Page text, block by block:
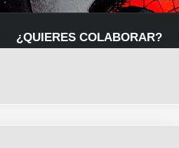
¿QUIERES COLABORAR?